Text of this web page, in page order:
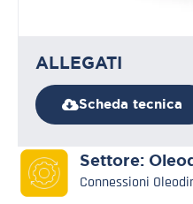
ALLEGATI
Scheda tecnica
Settore:
Connessioni